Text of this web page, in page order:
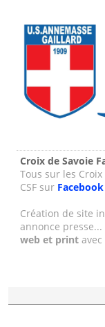
Croix de Savoie
Tous sur les
CSF sur Facebook
Création de site
annonce
web et print avec